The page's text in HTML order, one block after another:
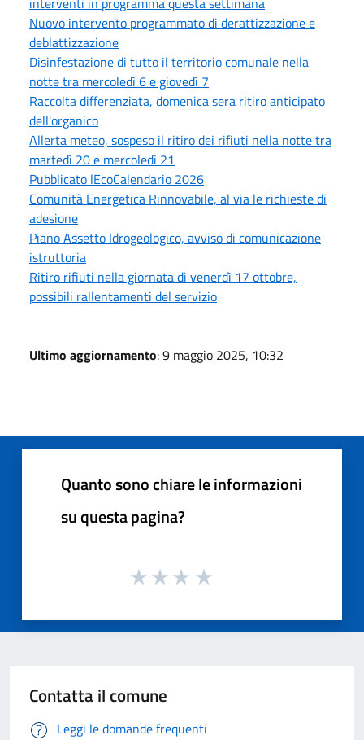
Nuovo intervento programmato di derattizzazione e
deblattizzazione
Disinfestazione di tutto il territorio comunale nella
notte tra mercoledì 6 e giovedì 7
Raccolta differenziata, domenica sera ritiro anticipato
dell'organico
Allerta meteo, sospeso il ritiro dei rifiuti nella notte tra
martedì 20 e mercoledì 21
Pubblicato lEcoCalendario 2026
Comunità Energetica Rinnovabile, al via le richieste di
adesione
Piano Assetto Idrogeologico, avviso di comunicazione
istruttoria
Ritiro rifiuti nella giornata di venerdì 17 ottobre,
possibili rallentamenti del servizio
Ultimo aggiornamento: 9 maggio 2025, 10:32
Quanto sono chiare le informazioni
su questa pagina?
Contatta il comune
Leggi le domande frequenti